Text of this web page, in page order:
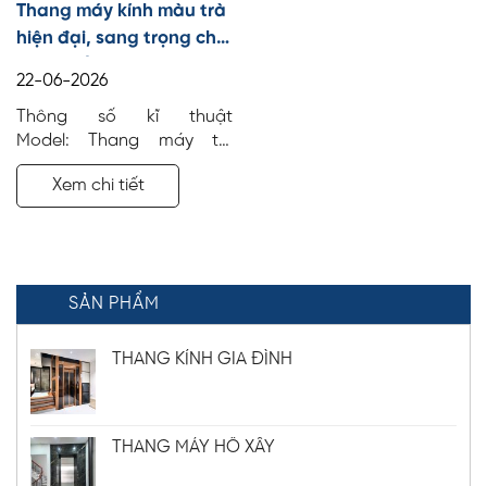
Thang máy kính màu trà
hiện đại, sang trọng cho
22-06-2026
Thông số kĩ thuật
Model: Thang máy tải
khách Số tầng: 4 điểm
dừng Tải trọng: 450 kg
Công trình: Nhà ở sinh
Xem chi tiết
SẢN PHẨM
THANG KÍNH GIA ĐÌNH
THANG MÁY HỐ XÂY